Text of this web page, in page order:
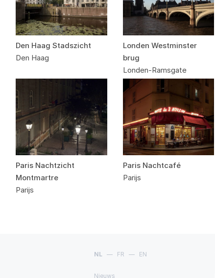
Den Haag Stadszicht
Den Haag
Londen Westminster
brug
Londen-Ramsgate
Paris Nachtzicht
Montmartre
Parijs
Paris Nachtcafé
Parijs
NL — FR — EN
Nieuws